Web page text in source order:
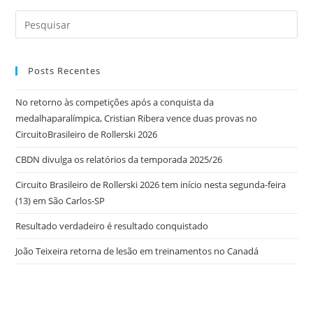
Posts Recentes
No retorno às competições após a conquista da
medalhaparalímpica, Cristian Ribera vence duas provas no
CircuitoBrasileiro de Rollerski 2026
CBDN divulga os relatórios da temporada 2025/26
Circuito Brasileiro de Rollerski 2026 tem início nesta segunda-feira
(13) em São Carlos-SP
Resultado verdadeiro é resultado conquistado
João Teixeira retorna de lesão em treinamentos no Canadá